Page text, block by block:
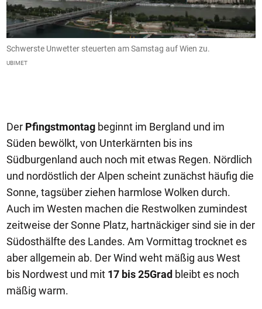
Schwerste Unwetter steuerten am Samstag auf Wien zu.
UBIMET
Der Pfingstmontag beginnt im Bergland und im
Süden bewölkt, von Unterkärnten bis ins
Südburgenland auch noch mit etwas Regen. Nördlich
und nordöstlich der Alpen scheint zunächst häufig die
Sonne, tagsüber ziehen harmlose Wolken durch.
Auch im Westen machen die Restwolken zumindest
zeitweise der Sonne Platz, hartnäckiger sind sie in der
Südosthälfte des Landes. Am Vormittag trocknet es
aber allgemein ab. Der Wind weht mäßig aus West
bis Nordwest und mit 17 bis 25Grad bleibt es noch
mäßig warm.
1/50